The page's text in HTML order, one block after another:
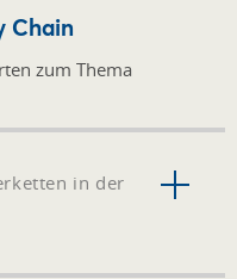
Chain
zum Thema
in der